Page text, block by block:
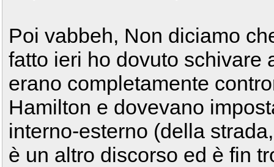
Poi vabbeh, Non diciamo
fatto ieri ho dovuto schivare
erano completamente
Hamilton e dovevano
interno-esterno (della
è un altro discorso ed è fin